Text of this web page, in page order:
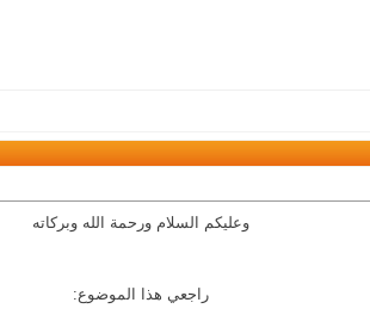
وعليكم السلام ورحمة الله وبركاته
راجعي هذا الموضوع: